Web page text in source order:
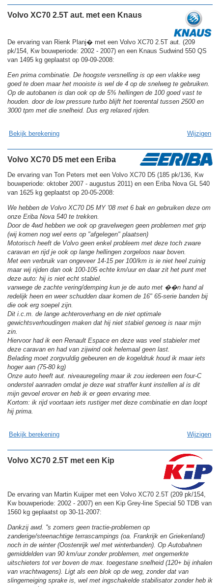
Volvo XC70 2.5T aut. met een Knaus
De ervaring van Rienk Planj� met een Volvo XC70 2.5T aut. (209
pk/154, Kw bouwperiode: 2002 - 2007) en een Knaus Sudwind 550 QS
van 1495 kg geplaatst op 09-09-2008:
Een prima combinatie. De hoogste versnelling is op een vlakke weg
goed te doen maar het mooiste is wel de 4 op de snelweg te gebruiken.
Op de autobanen is dan ook op de 5% hellingen de 100 goed vast te
houden. door de low pressure turbo blijft het toerental tussen 2500 en
3000 tpm met die snelheid. Dus erg relaxed rijden.
Bekijk berekening Wijzigen
Volvo XC70 D5 met een Eriba
De ervaring van Ton Peters met een Volvo XC70 D5 (185 pk/136, Kw
bouwperiode: oktober 2007 - augustus 2011) en een Eriba Nova GL 540
van 1625 kg geplaatst op 20-05-2008:
We hebben de Volvo XC70 D5 MY '08 met 6 bak en gebruiken deze om
onze Eriba Nova 540 te trekken.
Door de 4wd hebben we ook op gravelwegen geen problemen met grip
(wij komen nog wel eens op "afgelegen" plaatsen)
Motorisch heeft de Volvo geen enkel probleem met deze toch zware
caravan en rijd je ook op lange hellingen zorgeloos naar boven.
Met een verbruik van ongeveer 14-15 per 100/km is ie niet heel zuinig
maar wij rijden dan ook 100-105 echte km/uur en daar zit het punt met
deze auto: hij is niet echt stabiel.
vanwege de zachte vering/demping kun je de auto met ��n hand al
redelijk heen en weer schudden daar komen de 16" 65-serie banden bij
die ook erg soepel zijn.
Dit i.c.m. de lange achteroverhang en de niet optimale
gewichtsverhoudingen maken dat hij niet stabiel genoeg is naar mijn
zin.
Hiervoor had ik een Renault Espace en deze was veel stabieler met
deze caravan en had van zijwind ook helemaal geen last.
Belading moet zorgvuldig gebeuren en de kogeldruk houd ik maar iets
hoger aan (75-80 kg)
Onze auto heeft aut. niveauregeling maar ik zou iedereen een four-C
onderstel aanraden omdat je deze wat straffer kunt instellen al is dit
mijn gevoel erover en heb ik er geen ervaring mee.
Kortom: ik rijd voortaan iets rustiger met deze combinatie en dan loopt
hij prima.
Bekijk berekening Wijzigen
Volvo XC70 2.5T met een Kip
De ervaring van Martin Kuijper met een Volvo XC70 2.5T (209 pk/154,
Kw bouwperiode: 2002 - 2007) en een Kip Grey-line Special 50 TDB van
1560 kg geplaatst op 30-11-2007:
Dankzij awd. ''s zomers geen tractie-problemen op
zanderige/steenachtige terrascampings (oa. Frankrijk en Griekenland)
noch in de winter (Oostenrijk wel met winterbanden). Op Autobahnen
gemiddelden van 90 km/uur zonder problemen, met ongemerkte
uitschieters tot ver boven de max. toegestane snelheid (120+ bij inhalen
van vrachtwagens). Ligt als een blok op de weg, zonder dat van
slingerneiging sprake is, wel met ingschakelde stabilisator zonder heb ik